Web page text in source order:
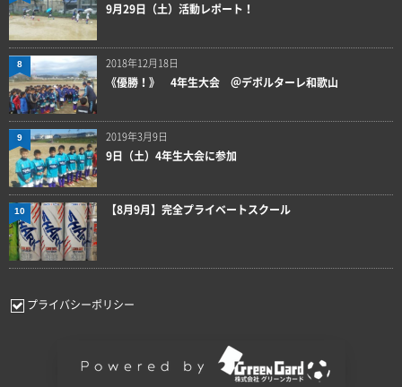
9月29日（土）活動レポート！
2018年12月18日
《優勝！》 4年生大会 ＠デポルターレ和歌山
8
2019年3月9日
9日（土）4年生大会に参加
9
【8月9月】完全プライベートスクール
10
プライバシーポリシー